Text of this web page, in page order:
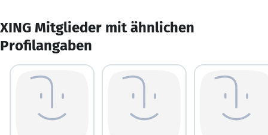
XING Mitglieder mit ähnlichen
Profilangaben